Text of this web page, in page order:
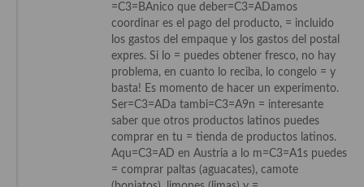
Cocina Azerí (Azerbaiyán)
Cocina de Egipto
=C3=BAnico que deber=C3=ADamos
coordinar es el pago del producto, = incluido
los gastos del empaque y los gastos del postal
expres. Si lo = puedes obtener fresco, no hay
problema, en cuanto lo reciba, lo congelo = y
basta! Es momento de hacer un experimento.
Ser=C3=ADa tambi=C3=A9n = interesante
saber que otros productos latinos puedes
comprar en tu = tienda de productos latinos.
Aqu=C3=AD en Austria a lo m=C3=A1s puedes
= comprar paltas (aguacates), camote